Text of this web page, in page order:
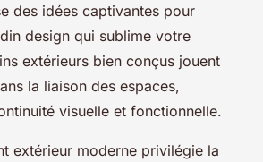
des idées captivantes pour
design qui sublime votre
extérieurs bien conçus jouent
la liaison des espaces,
visuelle et fonctionnelle.
extérieur moderne privilégie la